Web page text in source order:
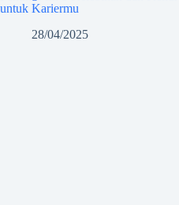
untuk Kariermu
28/04/2025